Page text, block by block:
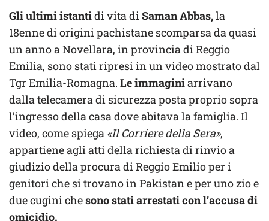
Gli ultimi istantidi vita diSaman Abbas,la
18enne di origini pachistane scomparsa da quasi
un anno a Novellara, in provincia di Reggio
Emilia, sono stati ripresi in un video mostrato dal
Tgr Emilia-Romagna. Le immaginiarrivano
dalla telecamera di sicurezza posta proprio sopra
l’ingresso della casa dove abitava la famiglia. Il
video, come spiega «Il Corriere della Sera»,
appartiene agli atti della richiesta di rinvio a
giudizio della procura di Reggio Emilio per i
genitori che si trovano in Pakistan e per uno zio e
due cugini chesono stati arrestati con l’accusa di
omicidio.